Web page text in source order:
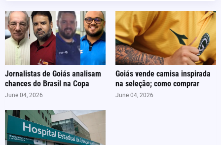
Jornalistas de Goiás analisam
chances do Brasil na Copa
June 04, 2026
Goiás vende camisa inspirada
na seleção; como comprar
June 04, 2026